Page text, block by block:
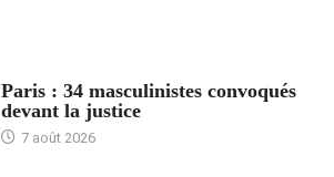
Paris : 34 masculinistes convoqués
devant la justice
7 août 2026